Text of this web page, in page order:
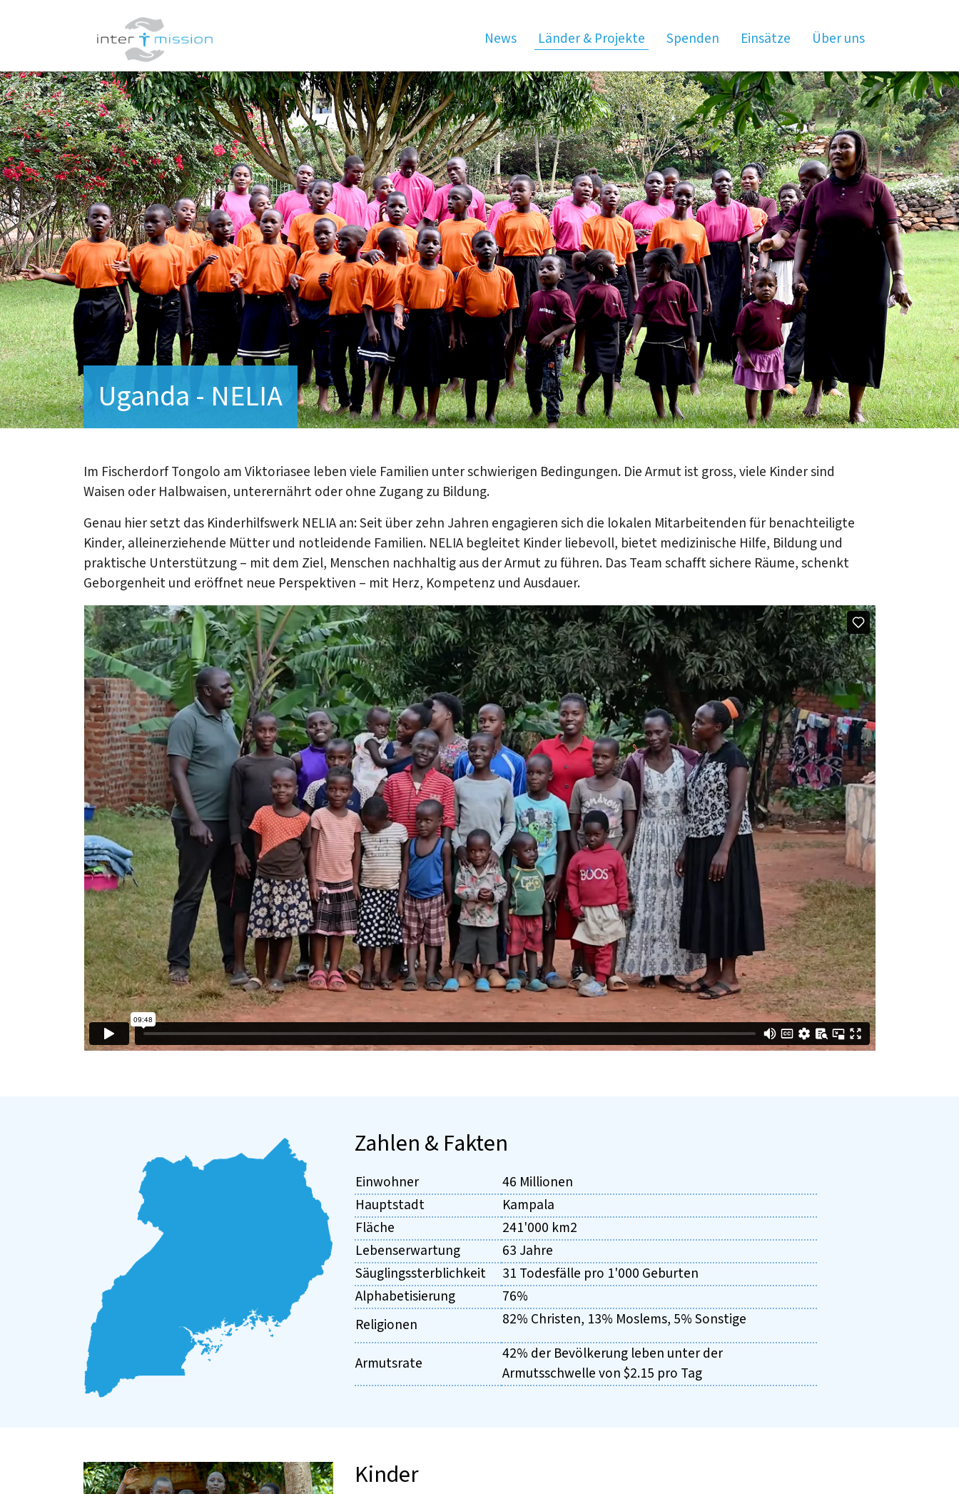
News Länder & Projekte Spenden Einsätze Über uns
Uganda - NELIA
Im Fischerdorf Tongolo am Viktoriasee leben viele Familien unter schwierigen Bedingungen. Die Armut ist gross, viele Kinder sind
Waisen oder Halbwaisen, unterernährt oder ohne Zugang zu Bildung.
Genau hier setzt das Kinderhilfswerk NELIA an: Seit über zehn Jahren engagieren sich die lokalen Mitarbeitenden für benachteiligte
Kinder, alleinerziehende Mütter und notleidende Familien. NELIA begleitet Kinder liebevoll, bietet medizinische Hilfe, Bildung und
praktische Unterstützung – mit dem Ziel, Menschen nachhaltig aus der Armut zu führen. Das Team schafft sichere Räume, schenkt
Geborgenheit und eröffnet neue Perspektiven – mit Herz, Kompetenz und Ausdauer.
Zahlen & Fakten
Einwohner
46 Millionen
Hauptstadt
Kampala
Fläche
241'000 km2
Lebenserwartung
63 Jahre
Säuglingssterblichkeit
31 Todesfälle pro 1'000 Geburten
Alphabetisierung
76%
Religionen
82% Christen, 13% Moslems, 5% Sonstige
Armutsrate
42% der Bevölkerung leben unter der
Armutsschwelle von $2.15 pro Tag
Kinder